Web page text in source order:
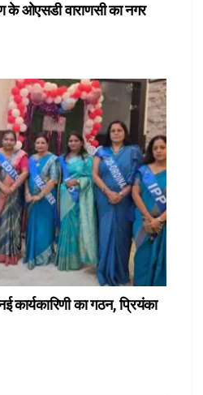
के ओएसडी वाराणसी का नगर
कार्यकारिणी का गठन, प्रियंका